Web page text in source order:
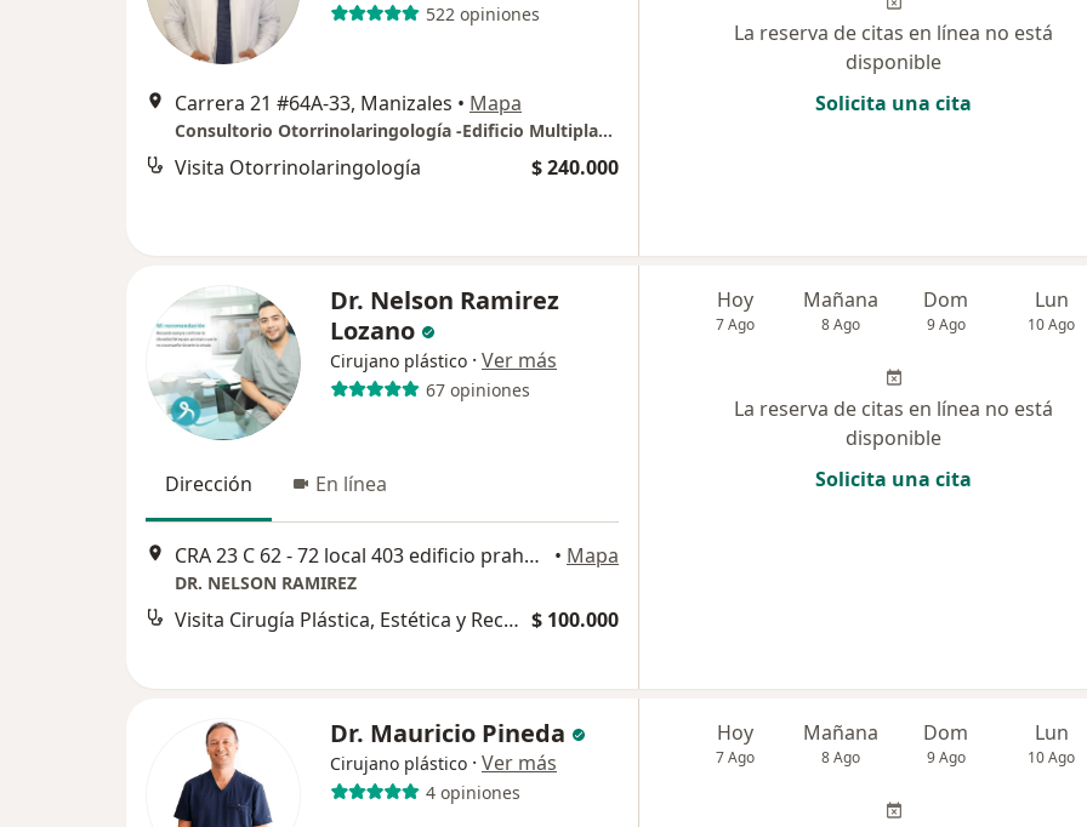
522 opiniones
Carrera 21 #64A-33, Manizales • Mapa
Consultorio Otorrinolaringología -Edificio Multiplaza Consultorio 614
Visita Otorrinolaringología $ 240.000
La reserva de citas en línea no está
disponible
Solicita una cita
Dr. Nelson Ramirez
Lozano
Cirujano plástico · Ver más
67 opiniones
Dirección En línea
CRA 23 C 62 - 72 local 403 edificio prahna enseguida de dislicores, Manizales • Mapa
DR. NELSON RAMIREZ
Visita Cirugía Plástica, Estética y Reconstructiva $ 100.000
Hoy
7 Ago
Mañana
8 Ago
Dom
9 Ago
Lun
10 Ago
La reserva de citas en línea no está
disponible
Solicita una cita
Dr. Mauricio Pineda
Cirujano plástico · Ver más
4 opiniones
Hoy
7 Ago
Mañana
8 Ago
Dom
9 Ago
Lun
10 Ago